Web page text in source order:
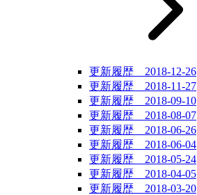
更新履歴 2018-12-26
更新履歴 2018-11-27
更新履歴 2018-09-10
更新履歴 2018-08-07
更新履歴 2018-06-26
更新履歴 2018-06-04
更新履歴 2018-05-24
更新履歴 2018-04-05
更新履歴 2018-03-20